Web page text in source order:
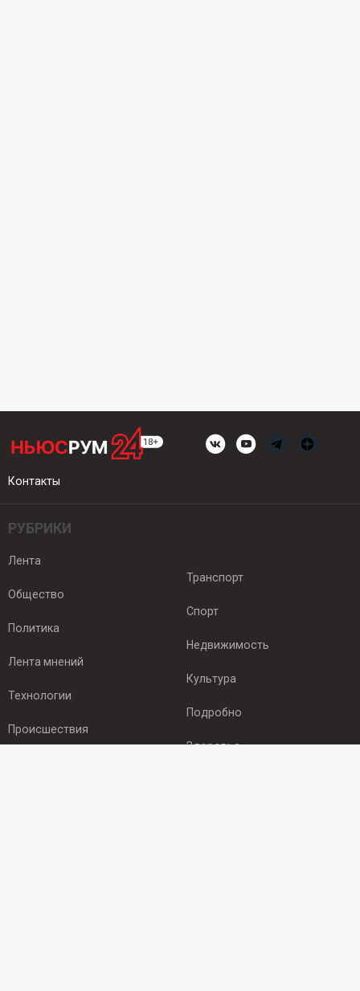
Контакты
РУБРИКИ
Лента
Общество
Политика
Лента мнений
Технологии
Происшествия
Транспорт
Спорт
Недвижимость
Культура
Подробно
Здоровье